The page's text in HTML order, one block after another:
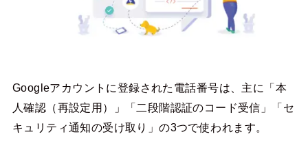
Googleアカウントに登録された電話番号は、主に「本
人確認（再設定用）」「二段階認証のコード受信」「セ
キュリティ通知の受け取り」の3つで使われます。